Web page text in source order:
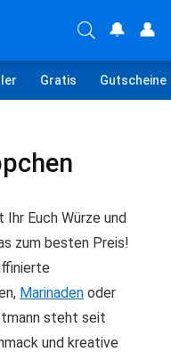
🔔 👤
Gratis Gutscheine
Ihr Euch Würze und
zum besten Preis!
Marinaden oder
steht seit
und kreative